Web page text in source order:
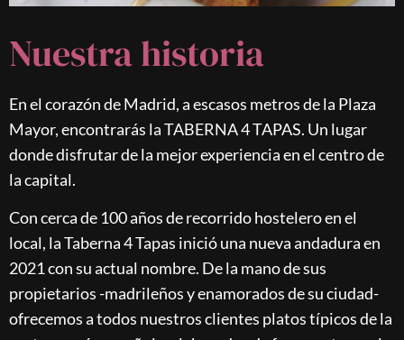
Nuestra historia
En el corazón de Madrid, a escasos metros de la Plaza
Mayor, encontrarás la TABERNA 4 TAPAS. Un lugar
donde disfrutar de la mejor experiencia en el centro de
la capital.
Con cerca de 100 años de recorrido hostelero en el
local, la Taberna 4 Tapas inició una nueva andadura en
2021 con su actual nombre. De la mano de sus
propietarios -madrileños y enamorados de su ciudad-
ofrecemos a todos nuestros clientes platos típicos de la